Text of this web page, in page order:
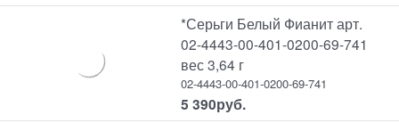
*Серьги Белый Фианит арт.
02-4443-00-401-0200-69-741
вес 3,64 г
02-4443-00-401-0200-69-741
5 390руб.